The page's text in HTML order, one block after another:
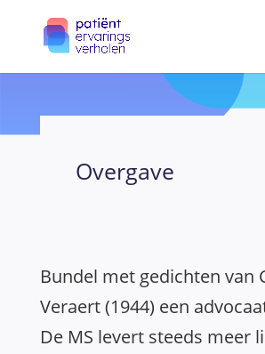
Overgave
Bundel met gedichten van
Veraert (1944) een
De MS levert steeds meer